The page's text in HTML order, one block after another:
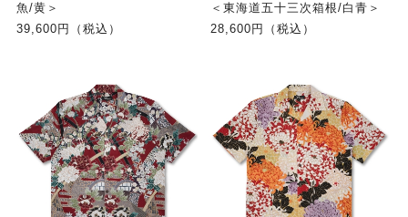
魚/黄＞
39,600円（税込）
＜東海道五十三次箱根/白青＞
28,600円（税込）